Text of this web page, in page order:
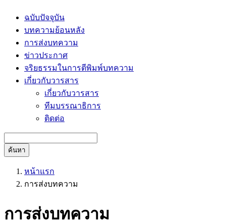
ฉบับปัจจุบัน
บทความย้อนหลัง
การส่งบทความ
ข่าวประกาศ
จริยธรรมในการตีพิมพ์บทความ
เกี่ยวกับวารสาร
เกี่ยวกับวารสาร
ทีมบรรณาธิการ
ติดต่อ
ค้นหา
หน้าแรก
การส่งบทความ
การส่งบทความ